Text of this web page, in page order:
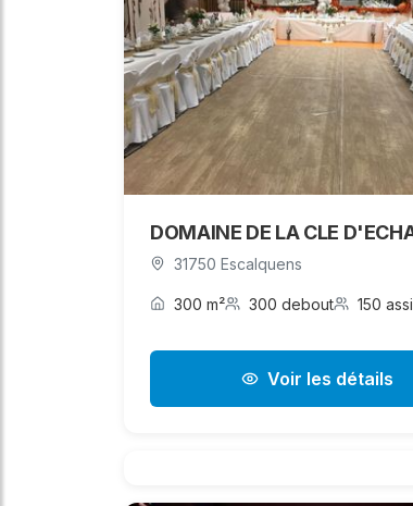
DOMAINE DE LA CLE
31750 Escalquens
300 m² 300 debout 150
Voir les détails